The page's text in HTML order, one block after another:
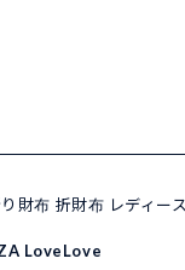
財布 折財布 レディ
LoveLove